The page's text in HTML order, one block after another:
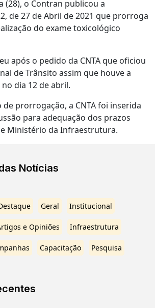
(28), o Contran publicou a
de 27 de Abril de 2021 que prorroga
do exame toxicológico
após o pedido da CNTA que oficiou
de Trânsito assim que houve a
dia 12 de abril.
de prorrogação, a CNTA foi inserida
para adequação dos prazos
Ministério da Infraestrutura.
Notícias
Geral Institucional
e Opiniões Infraestrutura
Capacitação Pesquisa